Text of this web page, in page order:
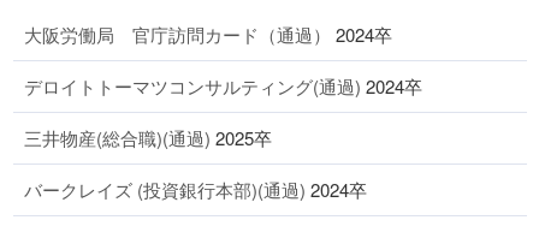
大阪労働局 官庁訪問カード（通過） 2024卒
デロイトトーマツコンサルティング(通過) 2024卒
三井物産(総合職)(通過) 2025卒
バークレイズ (投資銀行本部)(通過) 2024卒